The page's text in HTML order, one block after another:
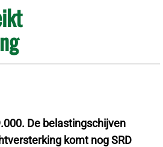
De belastingschijven
komt nog SRD